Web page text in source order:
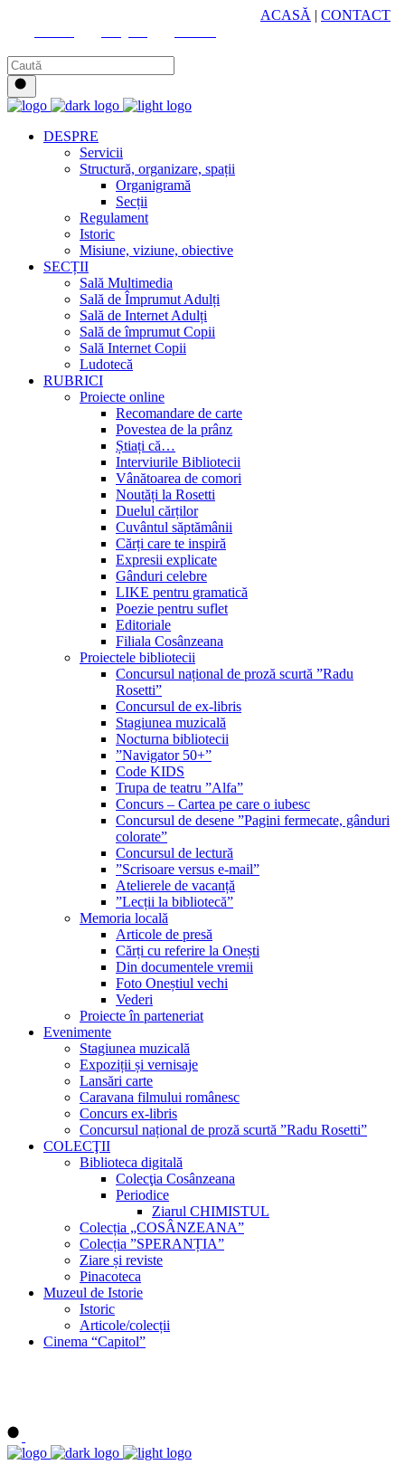
ACASĂ | CONTACT
DESPRE
Servicii
Structură, organizare, spații
Organigramă
Secții
Regulament
Istoric
Misiune, viziune, obiective
SECȚII
Sală Multimedia
Sală de Împrumut Adulți
Sală de Internet Adulți
Sală de împrumut Copii
Sală Internet Copii
Ludotecă
RUBRICI
Proiecte online
Recomandare de carte
Povestea de la prânz
Știați că…
Interviurile Bibliotecii
Vânătoarea de comori
Noutăți la Rosetti
Duelul cărților
Cuvântul săptămânii
Cărți care te inspiră
Expresii explicate
Gânduri celebre
LIKE pentru gramatică
Poezie pentru suflet
Editoriale
Filiala Cosânzeana
Proiectele bibliotecii
Concursul național de proză scurtă ”Radu
Rosetti”
Concursul de ex-libris
Stagiunea muzicală
Nocturna bibliotecii
”Navigator 50+”
Code KIDS
Trupa de teatru ”Alfa”
Concurs – Cartea pe care o iubesc
Concursul de desene ”Pagini fermecate, gânduri
colorate”
Concursul de lectură
”Scrisoare versus e-mail”
Atelierele de vacanță
”Lecții la bibliotecă”
Memoria locală
Articole de presă
Cărți cu referire la Onești
Din documentele vremii
Foto Oneștiul vechi
Vederi
Proiecte în parteneriat
Evenimente
Stagiunea muzicală
Expoziții și vernisaje
Lansări carte
Caravana filmului românesc
Concurs ex-libris
Concursul național de proză scurtă ”Radu Rosetti”
COLECŢII
Biblioteca digitală
Colecţia Cosânzeana
Periodice
Ziarul CHIMISTUL
Colecția „COSÂNZEANA”
Colecția ”SPERANȚIA”
Ziare și reviste
Pinacoteca
Muzeul de Istorie
Istoric
Articole/colecții
Cinema “Capitol”